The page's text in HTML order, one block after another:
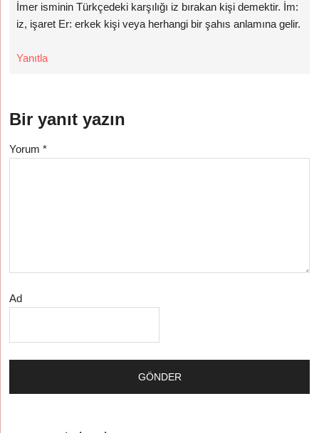
İmer isminin Türkçedeki karşılığı iz bırakan kişi demektir. İm:
iz, işaret Er: erkek kişi veya herhangi bir şahıs anlamına gelir.
Yanıtla
Bir yanıt yazın
Yorum*
Ad